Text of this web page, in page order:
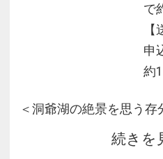
で
申
約
＜洞爺湖の絶景を思う存
◆お風呂◆ 最上階から洞
続きを